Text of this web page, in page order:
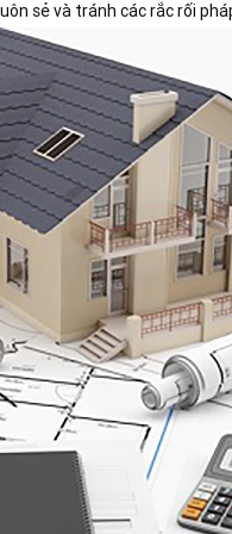
sẻ và tránh các rắc rối